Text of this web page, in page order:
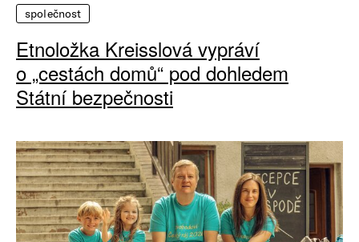
společnost
Etnoložka Kreisslová vypráví
o „cestách domů“ pod dohledem
Státní bezpečnosti